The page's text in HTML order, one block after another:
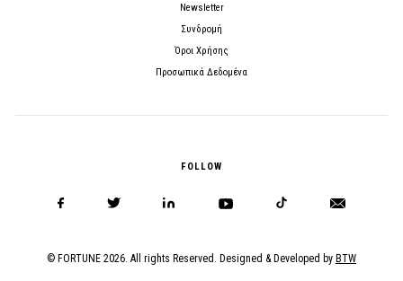
Newsletter
Συνδρομή
Όροι Χρήσης
Προσωπικά Δεδομένα
FOLLOW
© FORTUNE 2026. All rights Reserved. Designed & Developed by BTW